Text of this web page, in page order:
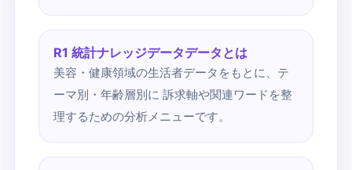
R1 統計ナレッジデータデータとは
美容・健康領域の生活者データをもとに、テ
ーマ別・年齢層別に 訴求軸や関連ワードを整
理するための分析メニューです。